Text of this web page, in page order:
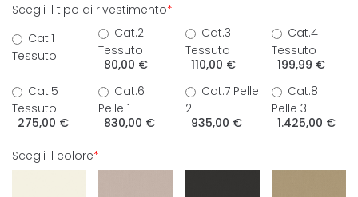
Scegli il tipo di rivestimento*
Cat.1
Tessuto
Cat.2
Tessuto
80,00 €
Cat.3
Tessuto
110,00 €
Cat.4
Tessuto
199,99 €
Cat.5
Tessuto
275,00 €
Cat.6
Pelle 1
830,00 €
Cat.7 Pelle
2
935,00 €
Cat.8
Pelle 3
1.425,00 €
Scegli il colore*